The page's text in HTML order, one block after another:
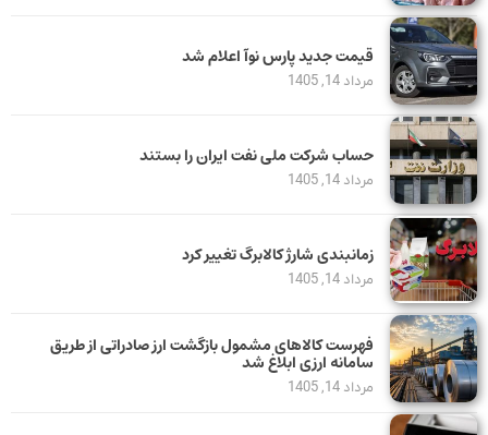
قیمت جدید پارس نوآ اعلام شد
مرداد 14, 1405
حساب‌ شرکت ملی نفت ایران را بستند
مرداد 14, 1405
زمانبندی شارژ کالابرگ تغییر کرد
مرداد 14, 1405
فهرست کالاهای مشمول بازگشت ارز صادراتی از طریق
سامانه ارزی ابلاغ شد
مرداد 14, 1405